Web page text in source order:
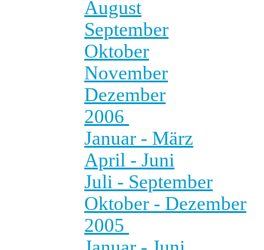
August
September
Oktober
November
Dezember
2006
Januar - März
April - Juni
Juli - September
Oktober - Dezember
2005